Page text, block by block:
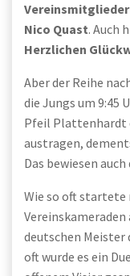
Vereinsmitglieder
Nico Quast. Auch
Herzlichen
Aber der Reihe
die Jungs um 9:45
Pfeil Plattenhardt
austragen,
Das bewiesen
Wie so oft startete
deutschen Meister
oft wurde es ein